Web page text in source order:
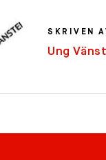
SKRIVEN
Ung